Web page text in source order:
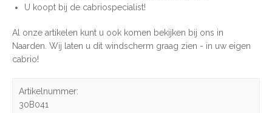
U koopt bij de cabriospecialist!
Al onze artikelen kunt u ook komen bekijken bij ons in
Naarden. Wij laten u dit windscherm graag zien - in uw eigen
cabrio!
Artikelnummer:
30B041